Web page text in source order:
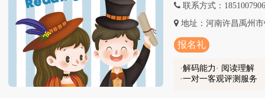
联系方式：
地址：河南许昌禹州
报名礼
解码能力· 阅读理解
一对一客观评测服务